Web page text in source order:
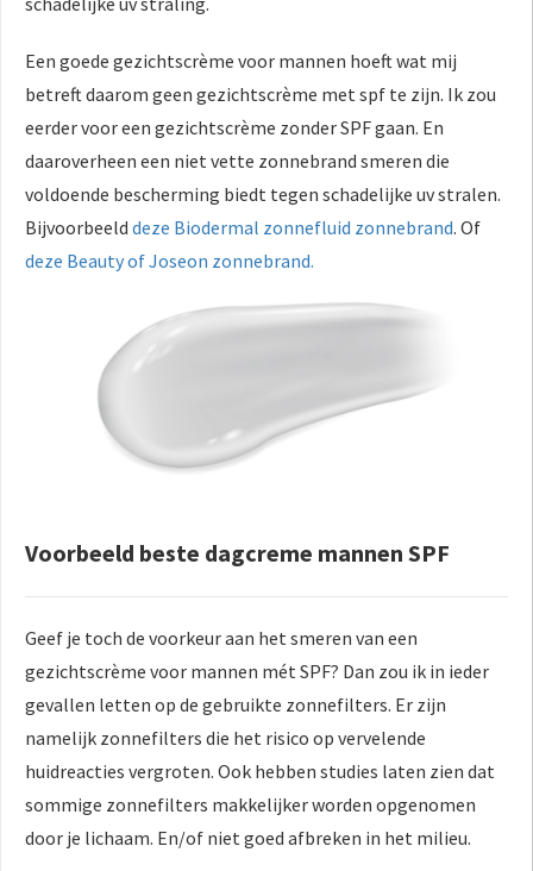
Een goede gezichtscrème voor mannen hoeft wat mij
betreft daarom geen gezichtscrème met spf te zijn. Ik zou
eerder voor een gezichtscrème zonder SPF gaan. En
daaroverheen een niet vette zonnebrand smeren die
voldoende bescherming biedt tegen schadelijke uv stralen.
Bijvoorbeeld deze Biodermal zonnefluid zonnebrand. Of
deze Beauty of Joseon zonnebrand.
Voorbeeld beste dagcreme mannen SPF
Geef je toch de voorkeur aan het smeren van een
gezichtscrème voor mannen mét SPF? Dan zou ik in ieder
gevallen letten op de gebruikte zonnefilters. Er zijn
namelijk zonnefilters die het risico op vervelende
huidreacties vergroten. Ook hebben studies laten zien dat
sommige zonnefilters makkelijker worden opgenomen
door je lichaam. En/of niet goed afbreken in het milieu.